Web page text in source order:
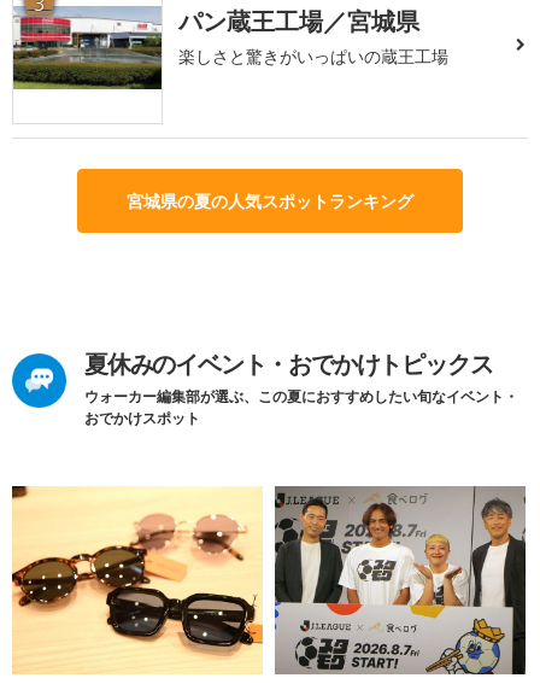
パン蔵王工場／宮城県
楽しさと驚きがいっぱいの蔵王工場
宮城県の夏の人気スポットランキング
夏休みのイベント・おでかけトピックス
ウォーカー編集部が選ぶ、この夏におすすめしたい旬なイベント・
おでかけスポット